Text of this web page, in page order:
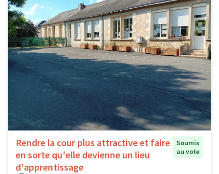
Rendre la cour plus attractive et faire
en sorte qu'elle devienne un lieu
d'apprentissage
Soumis
au vote